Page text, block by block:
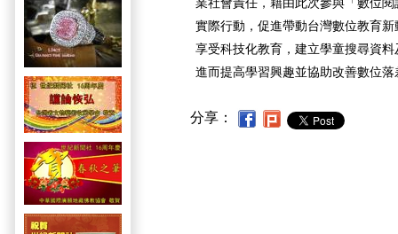
實際行動，促進帶動台灣數位教育
享受科技化教育，建立學童搜尋資
進而提高學習興趣並協助改善數位落
分享：